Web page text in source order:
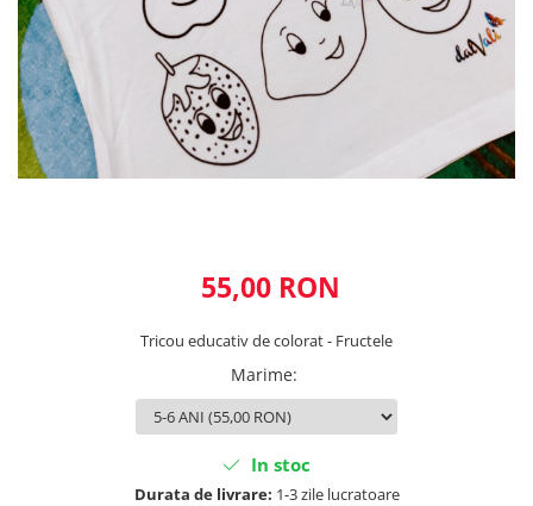
55,00 RON
Tricou educativ de colorat - Fructele
Marime:
In stoc
Durata de livrare: 1-3 zile lucratoare